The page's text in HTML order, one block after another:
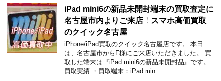
iPad mini6の新品未開封端末の買取査定に
名古屋市内よりご来店！スマホ高価買取
のクイック名古屋
iPhone/iPad買取のクイック名古屋店です。 本日
は、名古屋市からF様にご来店いただきました。 買
取した端末は『iPad mini6の新品未開封品』です。
買取実績 ・買取端末：iPad min …